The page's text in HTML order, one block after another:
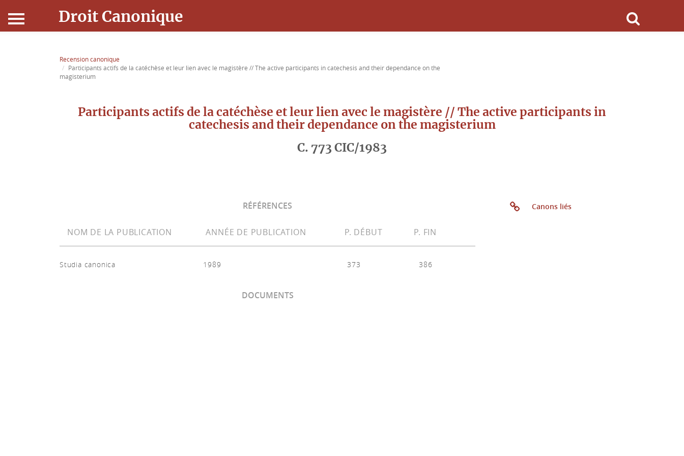
Droit Canonique
Droit Canonique
Recension canonique
Participants actifs de la catéchèse et leur lien avec le magistère // The active participants in catechesis and their dependance on the
magisterium
Participants actifs de la catéchèse et leur lien avec le magistère // The active participants in
catechesis and their dependance on the magisterium
C. 773 CIC/1983
RÉFÉRENCES
NOM DE LA PUBLICATION ANNÉE DE PUBLICATION P. DÉBUT P. FIN
Studia canonica 1989 373 386
DOCUMENTS
Canons liés